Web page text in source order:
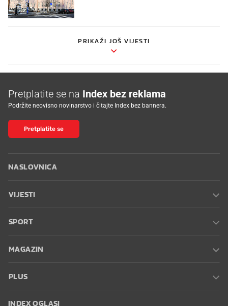
PRIKAŽI JOŠ VIJESTI
Pretplatite se na Index bez reklama
Podržite neovisno novinarstvo i čitajte Index bez bannera.
Pretplatite se
NASLOVNICA
VIJESTI
SPORT
MAGAZIN
PLUS
INDEX OGLASI